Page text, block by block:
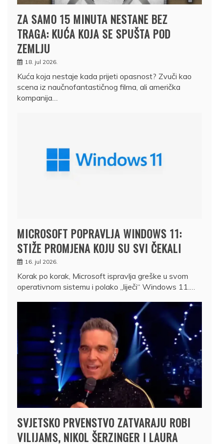
ZA SAMO 15 MINUTA NESTANE BEZ
TRAGA: KUĆA KOJA SE SPUŠTA POD
ZEMLJU
18. jul 2026.
Kuća koja nestaje kada prijeti opasnost? Zvuči kao
scena iz naučnofantastičnog filma, ali američka
kompanija…
MICROSOFT POPRAVLJA WINDOWS 11:
STIŽE PROMJENA KOJU SU SVI ČEKALI
16. jul 2026.
Korak po korak, Microsoft ispravlja greške u svom
operativnom sistemu i polako „liječi“ Windows 11.…
SVJETSKO PRVENSTVO ZATVARAJU ROBI
VILIJAMS, NIKOL ŠERZINGER I LAURA